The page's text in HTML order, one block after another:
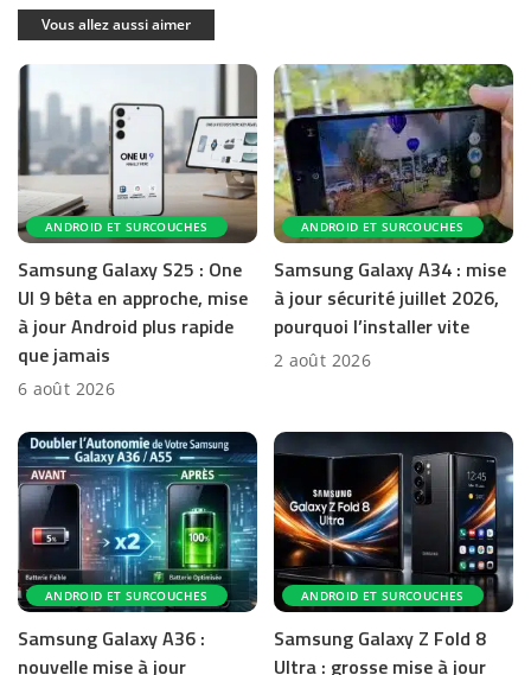
Vous allez aussi aimer
ANDROID ET SURCOUCHES
Samsung Galaxy S25 : One
UI 9 bêta en approche, mise
à jour Android plus rapide
que jamais
6 août 2026
ANDROID ET SURCOUCHES
Samsung Galaxy A34 : mise
à jour sécurité juillet 2026,
pourquoi l’installer vite
2 août 2026
ANDROID ET SURCOUCHES
Samsung Galaxy A36 :
nouvelle mise à jour
ANDROID ET SURCOUCHES
Samsung Galaxy Z Fold 8
Ultra : grosse mise à jour